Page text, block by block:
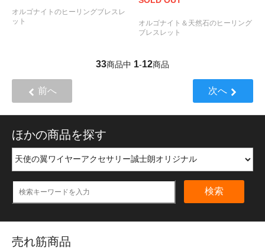
オルゴナイトのヒーリングブレスレ
ット
オルゴナイト＆天然石のヒーリング
ブレスレット
33商品中 1-12商品
前へ 次へ
ほかの商品を探す
検索
売れ筋商品